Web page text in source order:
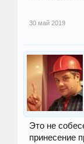
30 май 2019
Это не
принесение